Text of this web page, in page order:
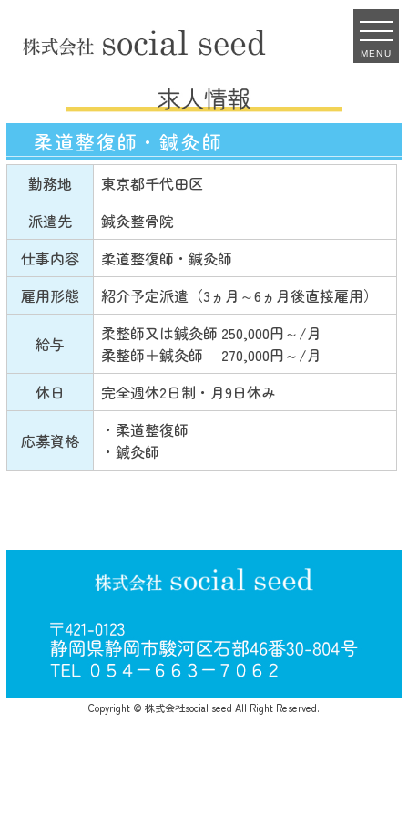
MENU
柔道整復師・鍼灸師
勤務地
東京都千代田区
派遣先
鍼灸整骨院
仕事内容
柔道整復師・鍼灸師
雇用形態
紹介予定派遣（3ヵ月～6ヵ月後直接雇用）
給与
柔整師又は鍼灸師 250,000円～/月
柔整師＋鍼灸師 270,000円～/月
休日
完全週休2日制・月9日休み
応募資格
・柔道整復師
・鍼灸師
Copyright © 株式会社social seed All Right Reserved.